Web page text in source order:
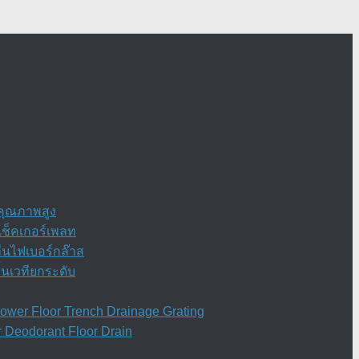
คุณภาพสูง
คเกอร์เพลท
ไฟเบอร์กล๊าส
เวทียกระดับ
Floor Trench Drainage Grating
Floor Drain